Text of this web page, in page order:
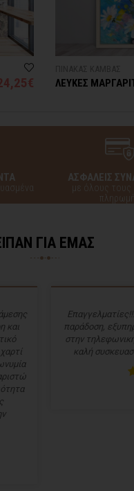
ΛΕΥΚΕΣ
ΑΣΦΑΛΕΙΣ
με όλους τους
πληρωμής
ΓΙΑ ΕΜΑΣ
και
παράδοση,
στην
καλή